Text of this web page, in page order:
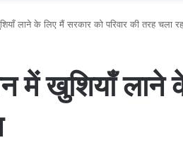
लाने के लिए मैं सरकार को परिवार की तरह चला
में खुशियाँ लाने